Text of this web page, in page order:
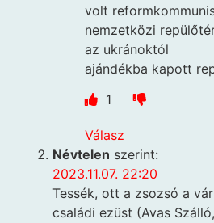
volt
nemzetközi
az ukránoktól
ajándékba kapott
1
Válasz
Névtelen szerint:
2023.11.07. 22:20
Tessék, ott a zsozsó a
családi ezüst (Avas